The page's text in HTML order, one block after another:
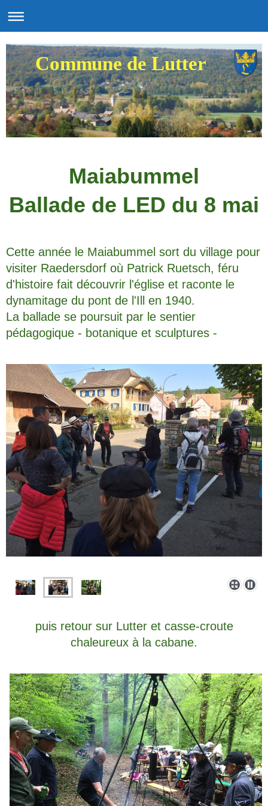
Commune de Lutter
Maiabummel
Ballade de LED du 8 mai
Cette année le Maiabummel sort du village pour
visiter Raedersdorf où Patrick Ruetsch, féru
d'histoire fait découvrir l'église et raconte le
dynamitage du pont de l'Ill en 1940.
La ballade se poursuit par le sentier
pédagogique - botanique et sculptures -
puis retour sur Lutter et casse-croute
chaleureux à la cabane.